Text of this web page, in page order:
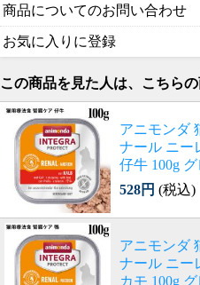
商品についてのお問い合わせ
お気に入りに登録
この商品を見た人は、こちら
アニモンダ
ナール ニー
仔牛 100g
528円 (税込)
アニモンダ
ナール ニー
カモ 100g